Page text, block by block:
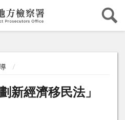
新經濟移民法」